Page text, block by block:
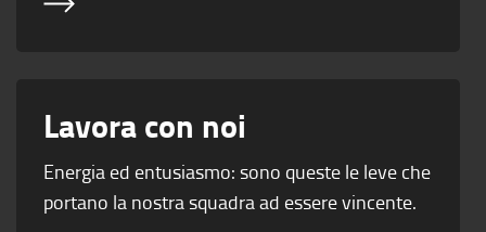
Lavora con noi
Energia ed entusiasmo: sono queste le leve che
portano la nostra squadra ad essere vincente.